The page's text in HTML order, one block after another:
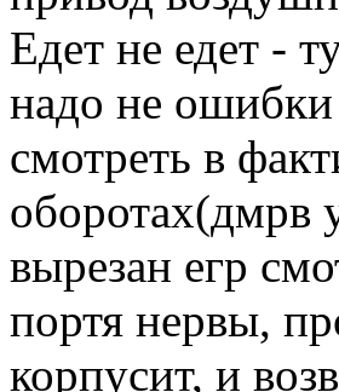
Едет не едет -
надо не ошибки
смотреть в
оборотах(дмрв
вырезан егр
портя нервы,
корпусит, и